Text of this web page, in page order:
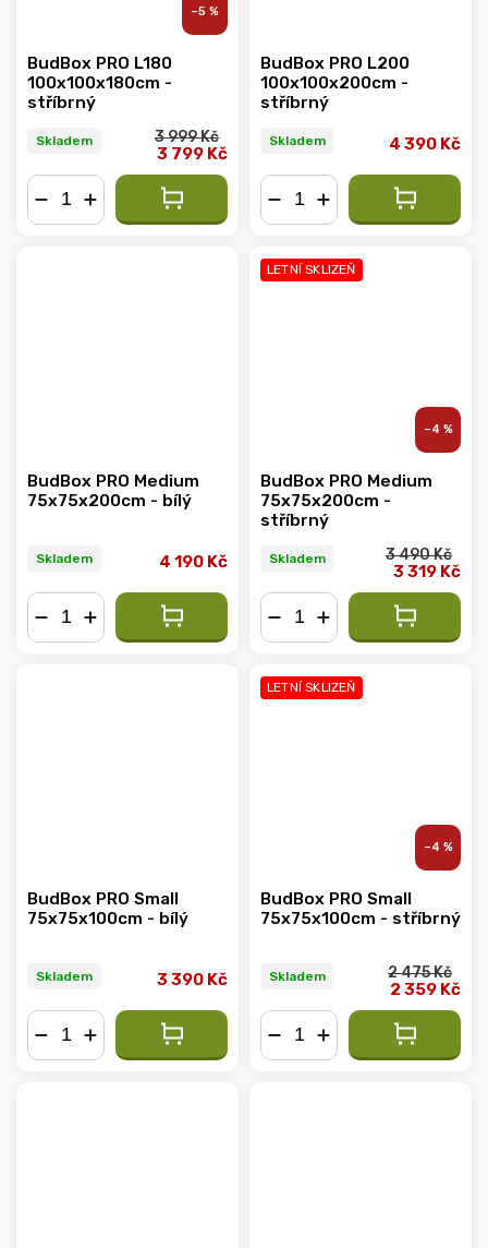
–5 %
BudBox PRO L180
100x100x180cm -
stříbrný
Skladem 3 999 Kč
3 799 Kč
BudBox PRO L200
100x100x200cm -
stříbrný
Skladem 4 390 Kč
BudBox PRO Medium
75x75x200cm - bílý
Skladem 4 190 Kč
LETNÍ SKLIZEŇ
–4 %
BudBox PRO Medium
75x75x200cm -
stříbrný
Skladem 3 490 Kč
3 319 Kč
BudBox PRO Small
75x75x100cm - bílý
Skladem 3 390 Kč
LETNÍ SKLIZEŇ
–4 %
BudBox PRO Small
75x75x100cm - stříbrný
Skladem 2 475 Kč
2 359 Kč